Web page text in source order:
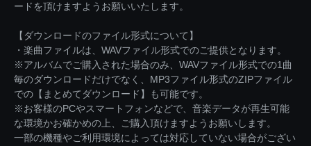
ードを頂けますようお願いいたします。
【ダウンロードのファイル形式について】
・楽曲ファイルは、WAVファイル形式でのご提供となります。
※アルバムでご購入された場合のみ、WAVファイル形式での1曲
毎のダウンロードだけでなく、MP3ファイル形式のZIPファイル
での【まとめてダウンロード】も可能です。
※お客様のPCやスマートフォンなどで、音楽データが再生可能
な環境かお確かめの上、ご購入頂けますようお願いします。
一部の機種やご利用環境によっては対応していない場合がござい